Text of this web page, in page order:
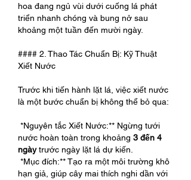
hoa đang ngủ vùi dưới cuống lá phát
triển nhanh chóng và bung nở sau
khoảng một tuần đến mười ngày.
#### 2. Thao Tác Chuẩn Bị: Kỹ Thuật
Xiết Nước
Trước khi tiến hành lặt lá, việc xiết nước
là một bước chuẩn bị không thể bỏ qua:
*Nguyên tắc Xiết Nước:** Ngừng tưới
nước hoàn toàn trong khoảng 3 đến 4
ngày trước ngày lặt lá dự kiến.
*Mục đích:** Tạo ra một môi trường khô
hạn giả, giúp cây mai thích nghi dần với